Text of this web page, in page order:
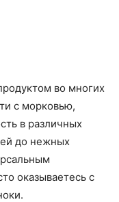
во многих
с морковью,
в различных
до нежных
оказываетесь с